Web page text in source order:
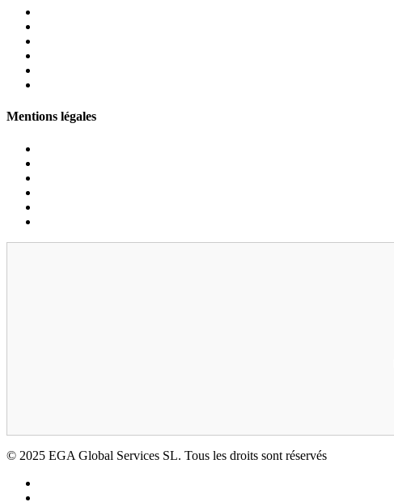
Mentions légales
© 2025 EGA Global Services SL. Tous les droits sont réservés